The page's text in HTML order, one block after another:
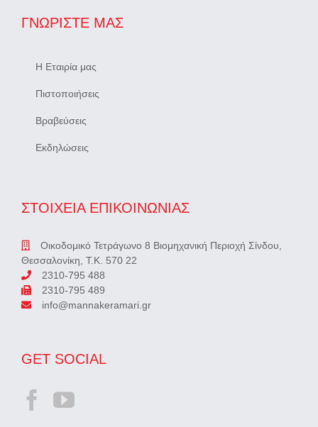
ΓΝΩΡΊΣΤΕ ΜΑΣ
Η Εταιρία μας
Πιστοποιήσεις
Βραβεύσεις
Εκδηλώσεις
ΣΤΟΙΧΕΙΑ ΕΠΙΚΟΙΝΩΝΙΑΣ
Οικοδομικό Τετράγωνο 8 Βιομηχανική Περιοχή Σίνδου,
Θεσσαλονίκη, Τ.Κ. 570 22
2310-795 488
2310-795 489
info@mannakeramari.gr
GET SOCIAL